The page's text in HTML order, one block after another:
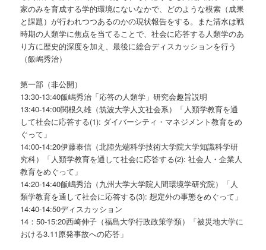
家のみを育成する学的環境にないなかで、どのような模索（成果
と課題）が行われつつあるのかの現状報告をする。また清水は戦
時期の人類学に焦点を当てることで、社会に応答する人類学のあ
り方に歴史的深度を加え、最後に総合ディスカッションを行う
（飯嶋秀治）
第一部（非公開）
13:30-13:40飯嶋秀治「応答の人類学」研究会趣旨説明
13:40-14:00関根久雄（筑波大学人文社会系）「人類学教育を通
して社会に応答する(1): ダイバーシティ・マネジメント教育をめ
ぐって」
14:00-14:20伊藤泰信（北陸先端科学技術大学院大学知識科学研
究科）「人類学教育を通して社会に応答する(2): 社会人・企業人
教育をめぐって」
14:20-14:40飯嶋秀治（九州大学大学院人間環境学研究院）「人
類学教育を通して社会に応答する(3): 想定外の事態をめぐって」
14:40-14:50ディスカッション
14：50-15:20西崎伸子（福島大学行政政策学類）「被災地大学に
おける3.11原発事故への応答」